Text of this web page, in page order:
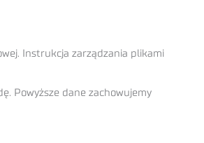
Instrukcja zarządzania plikami
Powyższe dane zachowujemy